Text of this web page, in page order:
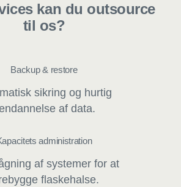
kan du outsource
til os?
Backup & restore
sikring og hurtig
af data.
administration
af systemer for at
flaskehalse.